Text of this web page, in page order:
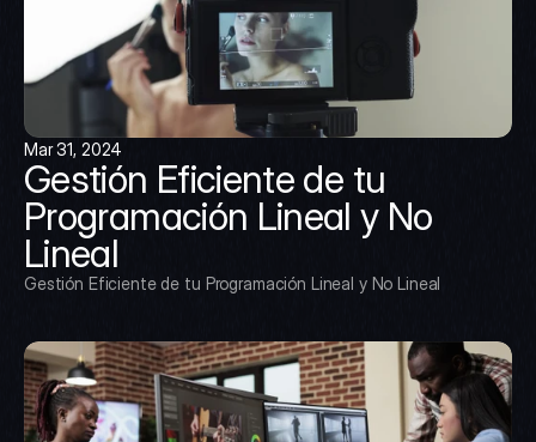
Mar 31, 2024
Gestión Eficiente de tu
Programación Lineal y No
Lineal
Gestión Eficiente de tu Programación Lineal y No Lineal